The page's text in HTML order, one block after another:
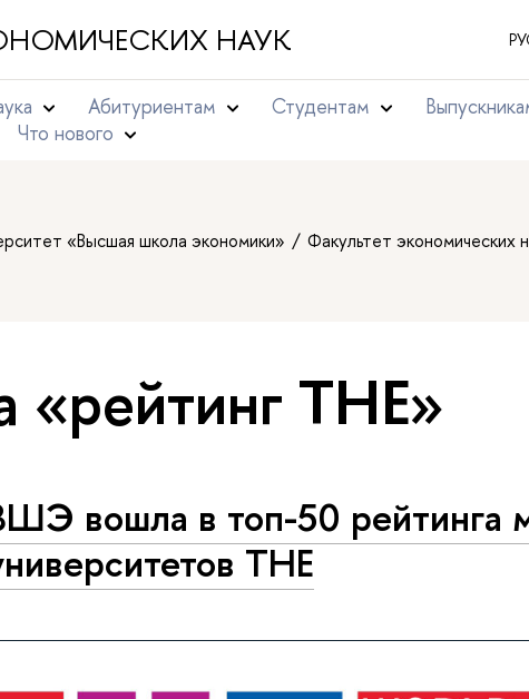
НАУК
Абитуриентам Студентам
Что нового
«Высшая школа экономики» Факультет экономических
«рейтинг THE»
вошла в топ-50 рейтинга
ТНЕ